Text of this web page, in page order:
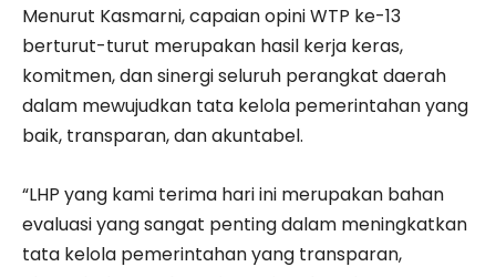
Menurut Kasmarni, capaian opini WTP ke-13
berturut-turut merupakan hasil kerja keras,
komitmen, dan sinergi seluruh perangkat daerah
dalam mewujudkan tata kelola pemerintahan yang
baik, transparan, dan akuntabel.
“LHP yang kami terima hari ini merupakan bahan
evaluasi yang sangat penting dalam meningkatkan
tata kelola pemerintahan yang transparan,